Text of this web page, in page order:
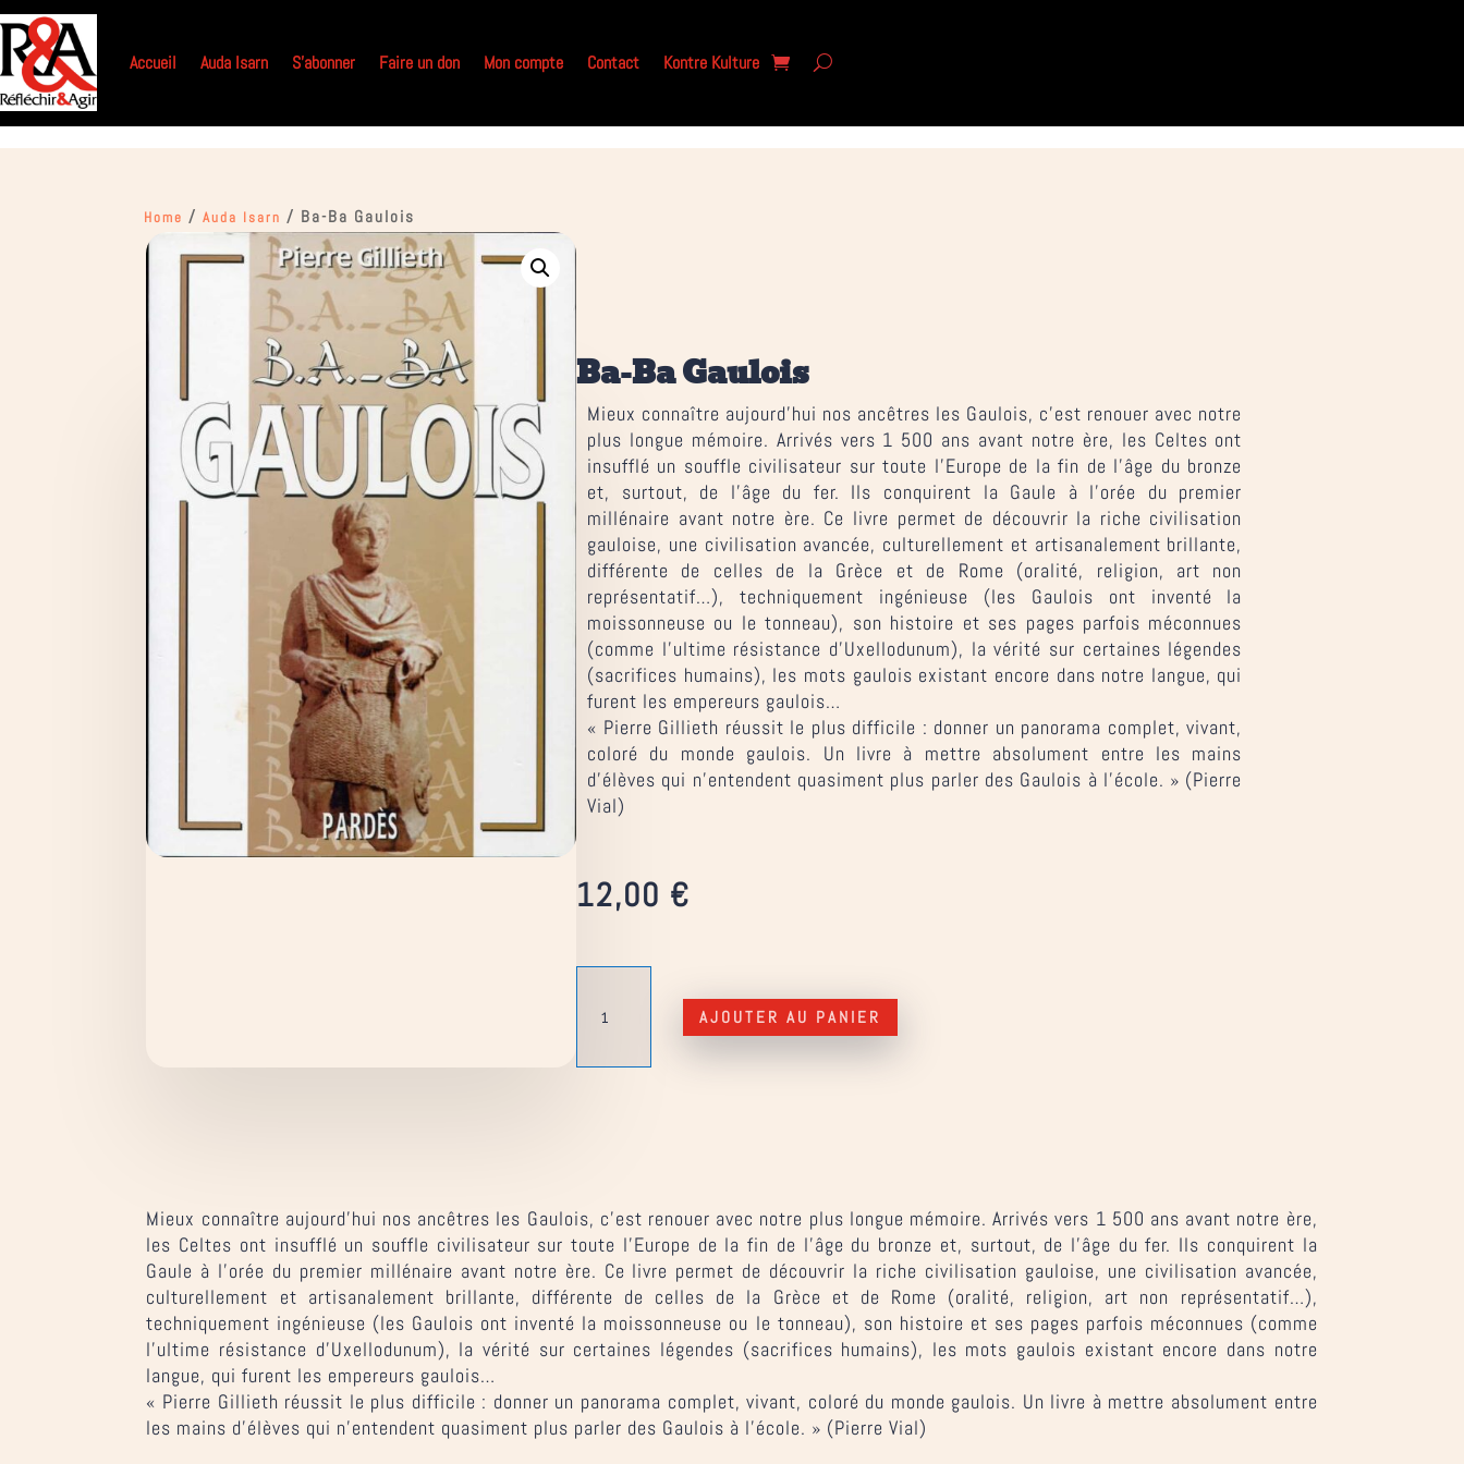
Accueil Auda Isarn S’abonner Faire un don Mon compte Contact Kontre Kulture
Home / Auda Isarn / Ba-Ba Gaulois
Ba-Ba Gaulois
Mieux connaître aujourd’hui nos ancêtres les Gaulois, c’est renouer avec notre
plus longue mémoire. Arrivés vers 1 500 ans avant notre ère, les Celtes ont
insufflé un souffle civilisateur sur toute l’Europe de la fin de l’âge du bronze
et, surtout, de l’âge du fer. Ils conquirent la Gaule à l’orée du premier
millénaire avant notre ère. Ce livre permet de découvrir la riche civilisation
gauloise, une civilisation avancée, culturellement et artisanalement brillante,
différente de celles de la Grèce et de Rome (oralité, religion, art non
représentatif…), techniquement ingénieuse (les Gaulois ont inventé la
moissonneuse ou le tonneau), son histoire et ses pages parfois méconnues
(comme l’ultime résistance d’Uxellodunum), la vérité sur certaines légendes
(sacrifices humains), les mots gaulois existant encore dans notre langue, qui
furent les empereurs gaulois…
« Pierre Gillieth réussit le plus difficile : donner un panorama complet, vivant,
coloré du monde gaulois. Un livre à mettre absolument entre les mains
d’élèves qui n’entendent quasiment plus parler des Gaulois à l’école. » (Pierre
Vial)
12,00 €
AJOUTER AU PANIER
Mieux connaître aujourd’hui nos ancêtres les Gaulois, c’est renouer avec notre plus longue mémoire. Arrivés vers 1 500 ans avant notre ère,
les Celtes ont insufflé un souffle civilisateur sur toute l’Europe de la fin de l’âge du bronze et, surtout, de l’âge du fer. Ils conquirent la
Gaule à l’orée du premier millénaire avant notre ère. Ce livre permet de découvrir la riche civilisation gauloise, une civilisation avancée,
culturellement et artisanalement brillante, différente de celles de la Grèce et de Rome (oralité, religion, art non représentatif…),
techniquement ingénieuse (les Gaulois ont inventé la moissonneuse ou le tonneau), son histoire et ses pages parfois méconnues (comme
l’ultime résistance d’Uxellodunum), la vérité sur certaines légendes (sacrifices humains), les mots gaulois existant encore dans notre
langue, qui furent les empereurs gaulois…
« Pierre Gillieth réussit le plus difficile : donner un panorama complet, vivant, coloré du monde gaulois. Un livre à mettre absolument entre
les mains d’élèves qui n’entendent quasiment plus parler des Gaulois à l’école. » (Pierre Vial)